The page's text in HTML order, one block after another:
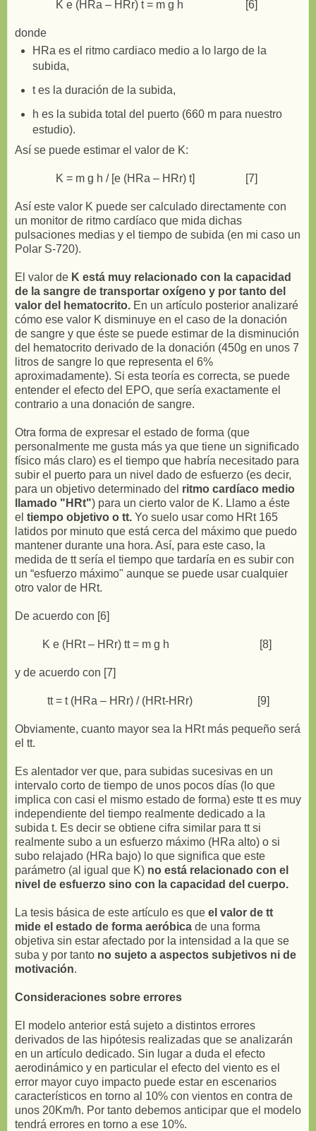
K e (HRa – HRr) t = m g h [6]
donde
HRa es el ritmo cardiaco medio a lo largo de la
subida,
t es la duración de la subida,
h es la subida total del puerto (660 m para nuestro
estudio).
Así se puede estimar el valor de K:
K = m g h / [e (HRa – HRr) t] [7]
Así este valor K puede ser calculado directamente con
un monitor de ritmo cardíaco que mida dichas
pulsaciones medias y el tiempo de subida (en mi caso un
Polar S-720).
El valor de K está muy relacionado con la capacidad
de la sangre de transportar oxígeno y por tanto del
valor del hematocrito. En un artículo posterior analizaré
cómo ese valor K disminuye en el caso de la donación
de sangre y que éste se puede estimar de la disminución
del hematocrito derivado de la donación (450g en unos 7
litros de sangre lo que representa el 6%
aproximadamente). Si esta teoría es correcta, se puede
entender el efecto del EPO, que sería exactamente el
contrario a una donación de sangre.
Otra forma de expresar el estado de forma (que
personalmente me gusta más ya que tiene un significado
físico más claro) es el tiempo que habría necesitado para
subir el puerto para un nivel dado de esfuerzo (es decir,
para un objetivo determinado del ritmo cardíaco medio
llamado "HRt") para un cierto valor de K. Llamo a éste
el tiempo objetivo o tt. Yo suelo usar como HRt 165
latidos por minuto que está cerca del máximo que puedo
mantener durante una hora. Así, para este caso, la
medida de tt sería el tiempo que tardaría en es subir con
un “esfuerzo máximo" aunque se puede usar cualquier
otro valor de HRt.
De acuerdo con [6]
K e (HRt – HRr) tt = m g h [8]
y de acuerdo con [7]
tt = t (HRa – HRr) / (HRt-HRr) [9]
Obviamente, cuanto mayor sea la HRt más pequeño será
el tt.
Es alentador ver que, para subidas sucesivas en un
intervalo corto de tiempo de unos pocos días (lo que
implica con casi el mismo estado de forma) este tt es muy
independiente del tiempo realmente dedicado a la
subida t. Es decir se obtiene cifra similar para tt si
realmente subo a un esfuerzo máximo (HRa alto) o si
subo relajado (HRa bajo) lo que significa que este
parámetro (al igual que K) no está relacionado con el
nivel de esfuerzo sino con la capacidad del cuerpo.
La tesis básica de este artículo es que el valor de tt
mide el estado de forma aeróbica de una forma
objetiva sin estar afectado por la intensidad a la que se
suba y por tanto no sujeto a aspectos subjetivos ni de
motivación.
Consideraciones sobre errores
El modelo anterior está sujeto a distintos errores
derivados de las hipótesis realizadas que se analizarán
en un artículo dedicado. Sin lugar a duda el efecto
aerodinámico y en particular el efecto del viento es el
error mayor cuyo impacto puede estar en escenarios
característicos en torno al 10% con vientos en contra de
unos 20Km/h. Por tanto debemos anticipar que el modelo
tendrá errores en torno a ese 10%.